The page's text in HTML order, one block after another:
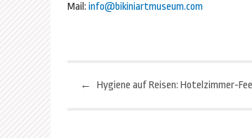
Mail: info@bikiniartmuseum.com
Beitragsnavigation
←